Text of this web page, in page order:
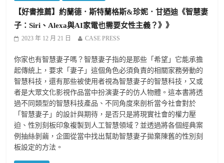
【好書推薦】約蘭德．斯特蘭格斯&珍妮．甘迺迪《智慧妻
子：Siri、Alexa與AI家電也需要女性主義？》》
2023 年 12 月 21 日 CASE PRESS
你家也有智慧妻子嗎？智慧妻子指的是那些「希望」它能承擔
起傳統上，要求「妻子」這個角色必須負責的相關家務勞動的
智慧科技，還有那些被使用者視為智慧妻子的智慧科技，又或
者是大眾文化影視作品當中扮演妻子的仿人物體。這本書將透
過不同類型的智慧科技產品、不同角度來剖析當今社會對於
「智慧妻子」的設計與期待，是否只是將現實社會的權力壓
迫、性別刻板印象複製到人工智慧領域？並透過將各個經典案
例抽絲剝繭，企圖從當中找出幫助智慧妻子拋棄陳舊的性別刻
板設定的方法。